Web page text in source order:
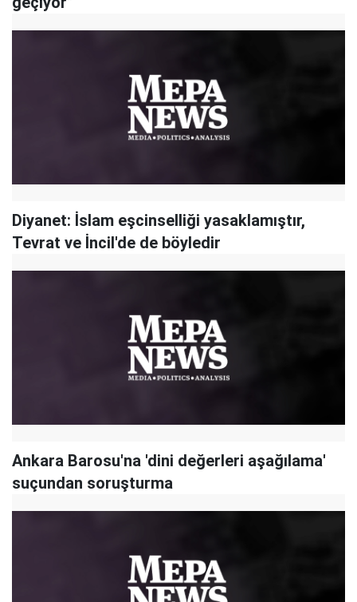
Diyanet: İslam eşcinselliği yasaklamıştır,
Tevrat ve İncil'de de böyledir
Ankara Barosu'na 'dini değerleri aşağılama'
suçundan soruşturma